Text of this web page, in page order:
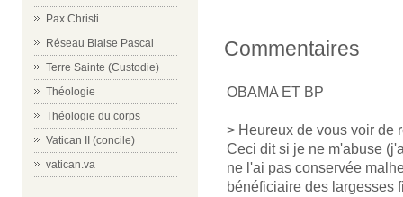
Pax Christi
Réseau Blaise Pascal
Terre Sainte (Custodie)
Théologie
Théologie du corps
Vatican II (concile)
vatican.va
Commentaires
OBAMA ET BP
> Heureux de vous voir de
Ceci dit si je ne m'abuse
ne l'ai pas conservée
bénéficiaire des largesses